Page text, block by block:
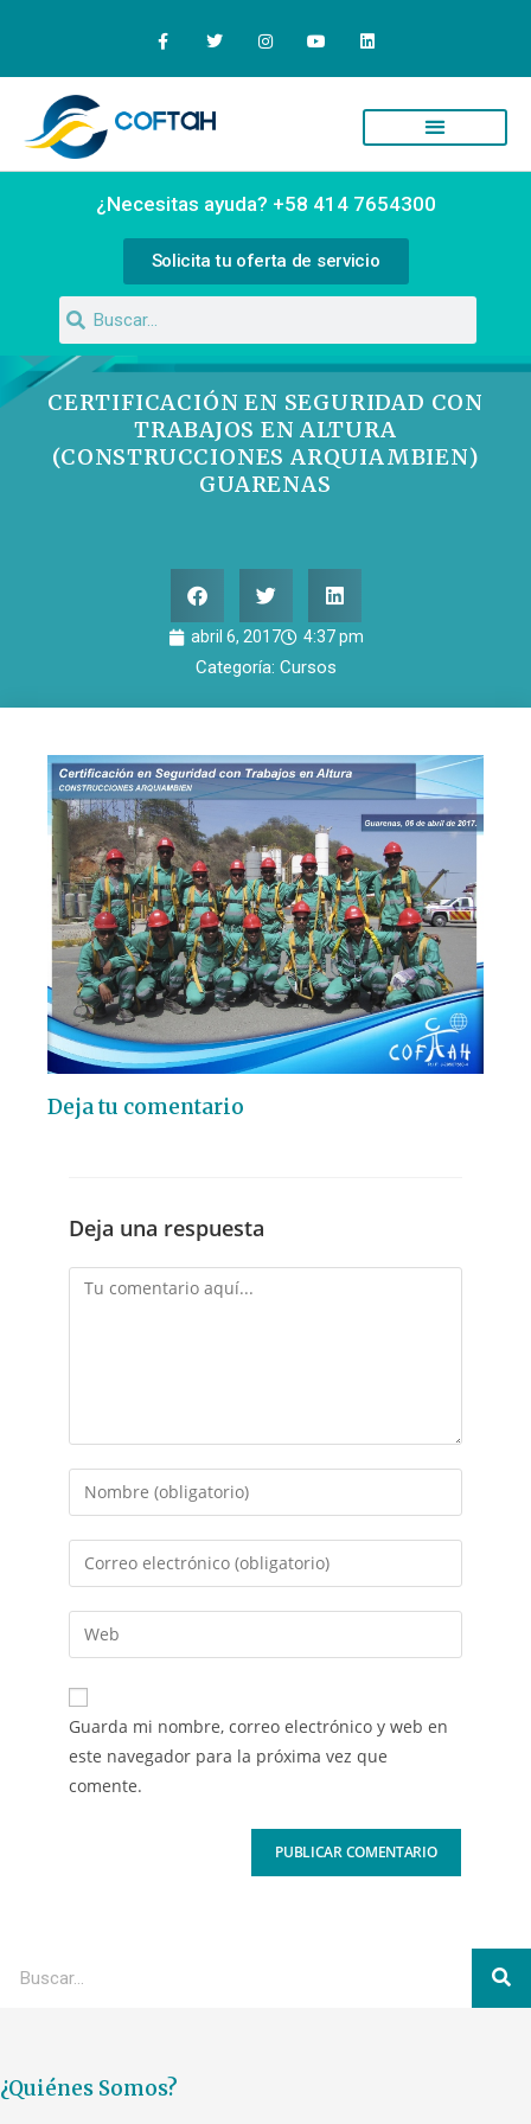
¿Necesitas ayuda? +58 414 7654300
Solicita tu oferta de servicio
CERTIFICACIÓN EN SEGURIDAD CON
TRABAJOS EN ALTURA
(CONSTRUCCIONES ARQUIAMBIEN)
GUARENAS
abril 6, 2017 4:37 pm
Categoría: Cursos
Deja tu comentario
Deja una respuesta
Guarda mi nombre, correo electrónico y web en
este navegador para la próxima vez que
comente.
¿Quiénes Somos?